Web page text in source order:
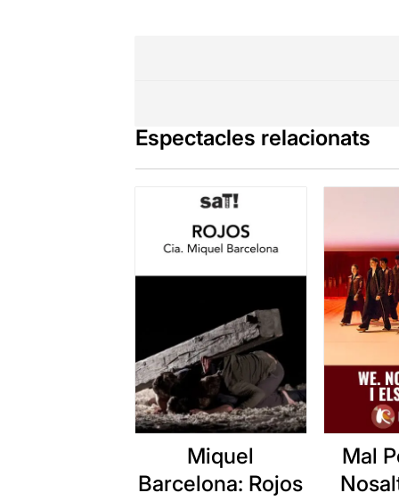
Espectacles relacionats
Miquel
Barcelona: Rojos
Mal